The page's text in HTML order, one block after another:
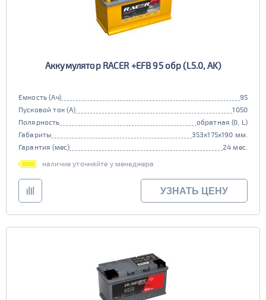
Аккумулятор RACER +EFB 95 обр (L5.0, AK)
Емкость (Ач)
95
Пусковой ток (А)
1050
Полярность
обратная (0, L)
Габариты
353x175x190 мм.
Гарантия (мес)
24 мес.
наличие уточняйте у менеджера
УЗНАТЬ ЦЕНУ